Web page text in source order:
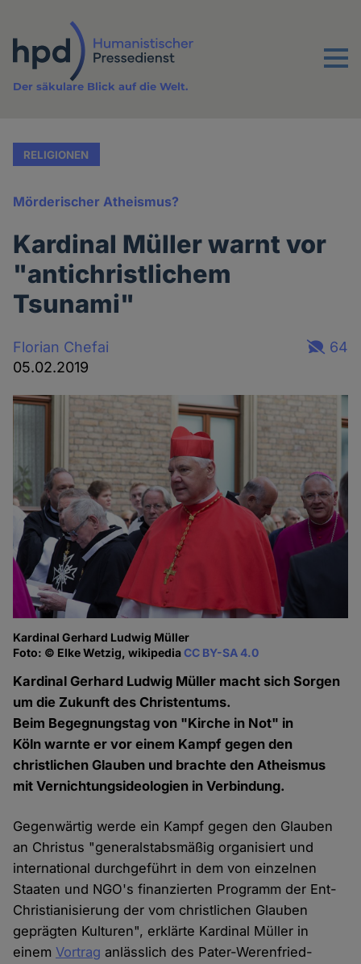
Inhalt
Menu
Der säkulare Blick auf die Welt.
RELIGIONEN
Mörderischer Atheismus?
Kardinal Müller warnt vor
"antichristlichem
Tsunami"
Florian Chefai
05.02.2019
64
Kardinal Gerhard Ludwig Müller
Foto: © Elke Wetzig, wikipediaCC BY-SA 4.0
Kardinal Gerhard Ludwig Müller macht sich Sorgen
um die Zukunft des Christentums.
Beim Begegnungstag von "Kirche in Not" in
Köln warnte er vor einem Kampf gegen den
christlichen Glauben und brachte den Atheismus
mit Vernichtungsideologien in Verbindung.
Gegenwärtig werde ein Kampf gegen den Glauben
an Christus "generalstabsmäßig organisiert und
international durchgeführt in dem von einzelnen
Staaten und NGO's finanzierten Programm der Ent-
Christianisierung der vom christlichen Glauben
geprägten Kulturen", erklärte Kardinal Müller in
einemVortrag anlässlich des Pater-Werenfried-